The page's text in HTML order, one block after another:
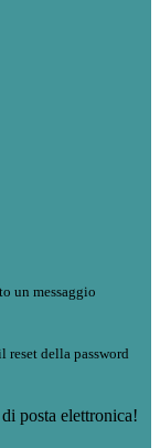
un messaggio
reset della password
posta elettronica!